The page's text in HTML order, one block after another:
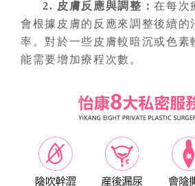
2. 皮膚反應與調整 ：在每次
會根據皮膚的反應來調整後續的
率。對於一些皮膚較暗沉或色素
能需要增加療程次數。